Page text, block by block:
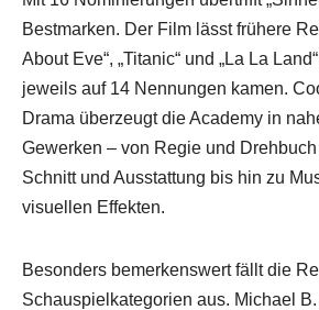
Bestmarken. Der Film lässt frühere
About Eve“, „Titanic“ und „La La
jeweils auf 14 Nennungen kamen.
Drama überzeugt die Academy in
Gewerken – von Regie und
Schnitt und Ausstattung bis hin zu
visuellen Effekten.
Besonders bemerkenswert fällt die
Schauspielkategorien aus. Michael